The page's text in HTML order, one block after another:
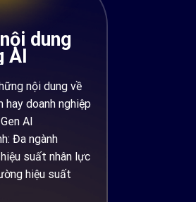
dung
AI
nội dung về
hay doanh nghiệp
AI
Đa ngành
suất nhân lực
hiệu suất